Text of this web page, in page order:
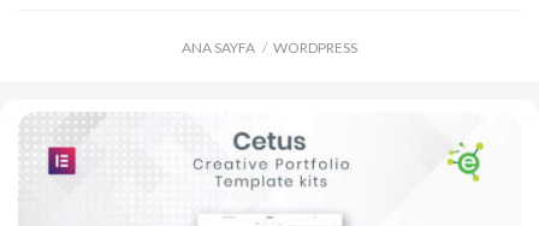
ANA SAYFA / WORDPRESS